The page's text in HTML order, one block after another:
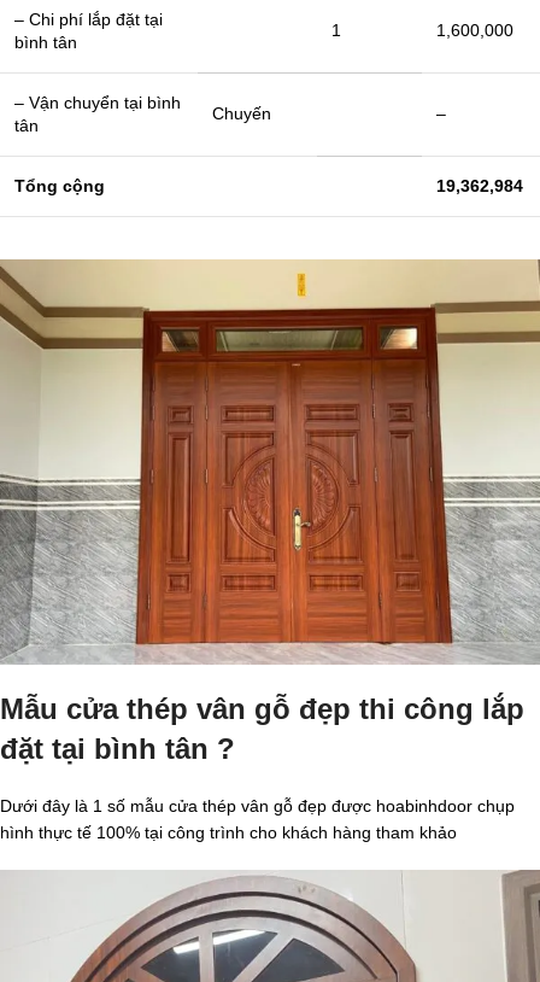
– Chi phí lắp đặt tại
bình tân
1 1,600,000
– Vận chuyển tại bình
tân
Chuyến –
Tổng cộng 19,362,984
Mẫu cửa thép vân gỗ đẹp thi công lắp
đặt tại bình tân ?
Dưới đây là 1 số mẫu cửa thép vân gỗ đẹp được hoabinhdoor chụp
hình thực tế 100% tại công trình cho khách hàng tham khảo